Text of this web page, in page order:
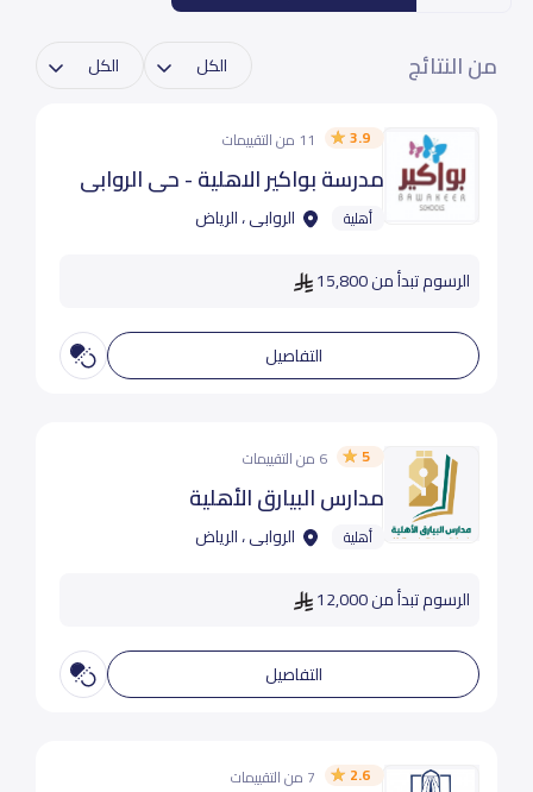
من النتائج
3.9 11 من التقييمات
مدرسة بواكير الاهلية - حي الروابي
أهلية الروابى ، الرياض
الرسوم تبدأ من 15,800
التفاصيل
5 6 من التقييمات
مدارس البيارق الأهلية
أهلية الروابى ، الرياض
الرسوم تبدأ من 12,000
التفاصيل
2.6 7 من التقييمات